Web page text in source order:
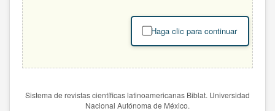
Haga clic para continuar
Sistema de revistas científicas latinoamericanas Biblat. Universidad
Nacional Autónoma de México.